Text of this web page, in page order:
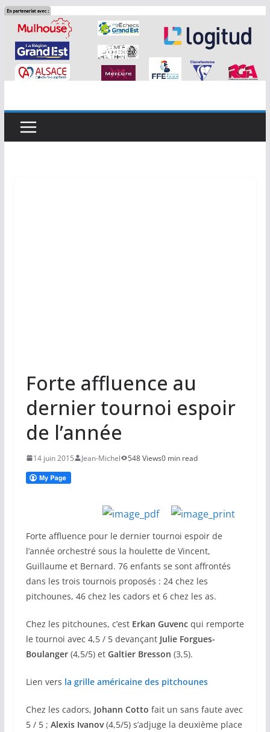
Passer
contenu
Forte affluence au
dernier tournoi espoir
de l’année
14 juin 2015 Jean-Michel 548 Views0 min read
Forte affluence pour le dernier tournoi espoir de
l’année orchestré sous la houlette de Vincent,
Guillaume et Bernard. 76 enfants se sont affrontés
dans les trois tournois proposés : 24 chez les
pitchounes, 46 chez les cadors et 6 chez les as.
Chez les pitchounes, c’est Erkan Guvencqui remporte
le tournoi avec 4,5 / 5 devançant Julie Forgues-
Boulanger(4,5/5) et Galtier Bresson (3,5).
Lien vers la grille américaine des pitchounes
Chez les cadors, Johann Cotto fait un sans faute avec
5 / 5 ; Alexis Ivanov(4,5/5) s’adjuge la deuxième place